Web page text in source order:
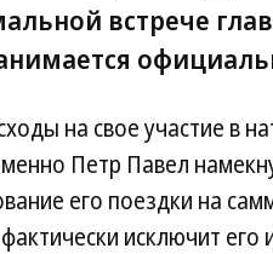
встрече
на свое участие в
Петр Павел
его поездки на
исключит его